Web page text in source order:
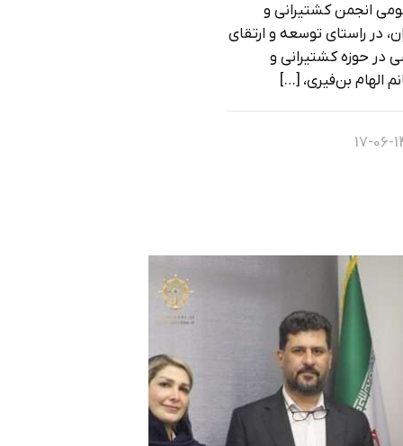
انجمن کشتیرانی و
در راستای توسعه و ارتقای
حوزه کشتیرانی و
الهام بن‌فیری، […]